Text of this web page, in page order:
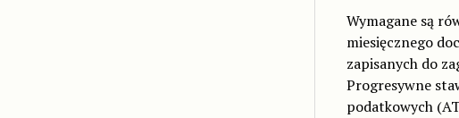
Wymagane są
miesięcznego
zapisanych do
Progresywne
podatkowych